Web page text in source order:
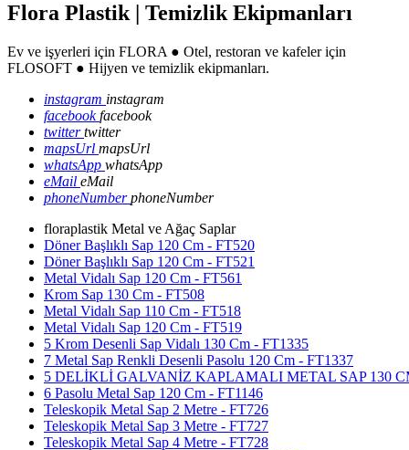
Flora Plastik | Temizlik Ekipmanları
Ev ve işyerleri için FLORA ● Otel, restoran ve kafeler için
FLOSOFT ● Hijyen ve temizlik ekipmanları.
instagram instagram
facebookfacebook
twittertwitter
mapsUrl mapsUrl
whatsApp whatsApp
eMail eMail
phoneNumberphoneNumber
floraplastik Metal ve Ağaç Saplar
Döner Başlıklı Sap 120 Cm - FT520
Döner Başlıklı Sap 120 Cm - FT521
Metal Vidalı Sap 120 Cm - FT561
Krom Sap 130 Cm - FT508
Metal Vidalı Sap 110 Cm - FT518
Metal Vidalı Sap 120 Cm - FT519
5 Krom Desenli Sap Vidalı 130 Cm - FT1335
7 Metal Sap Renkli Desenli Pasolu 120 Cm - FT1337
5 DELİKLİ GALVANİZ KAPLAMALI METAL SAP 130
6 Pasolu Metal Sap 120 Cm - FT1146
Teleskopik Metal Sap 2 Metre - FT726
Teleskopik Metal Sap 3 Metre - FT727
Teleskopik Metal Sap 4 Metre - FT728